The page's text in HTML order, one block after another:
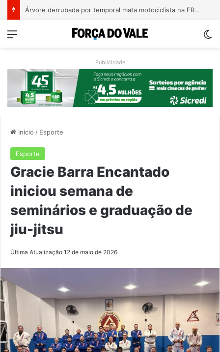
Bebê de um mês se engasga e é socorrido por bombeiros em Teutônia
Menu
Publicidade
Início / Esporte
Esporte
Gracie Barra Encantado
iniciou semana de
seminários e graduação de
jiu-jitsu
Última Atualização 12 de maio de 2026